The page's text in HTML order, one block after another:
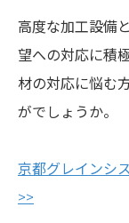
高度な加工設備
望への対応に積
材の対応に悩む
がでしょうか。
京都グレインシ
>>